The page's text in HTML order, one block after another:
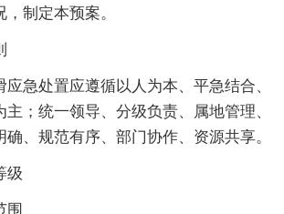
制定本预案。
应急处置应遵循以人为本、平急结合、
；统一领导、分级负责、属地管理、
、规范有序、部门协作、资源共享。
级
围